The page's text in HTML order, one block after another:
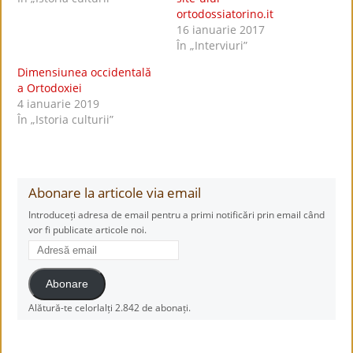
ortodossiatorino.it
16 ianuarie 2017
În „Interviuri”
Dimensiunea occidentală
a Ortodoxiei
4 ianuarie 2019
În „Istoria culturii”
Abonare la articole via email
Introduceți adresa de email pentru a primi notificări prin email când
vor fi publicate articole noi.
Adresă
email
Abonare
Alătură-te celorlalți 2.842 de abonați.